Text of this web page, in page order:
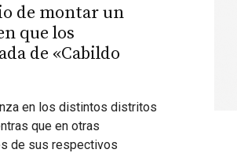
de montar un
que los
de «Cabildo
en los distintos distritos
que en otras
de sus respectivos